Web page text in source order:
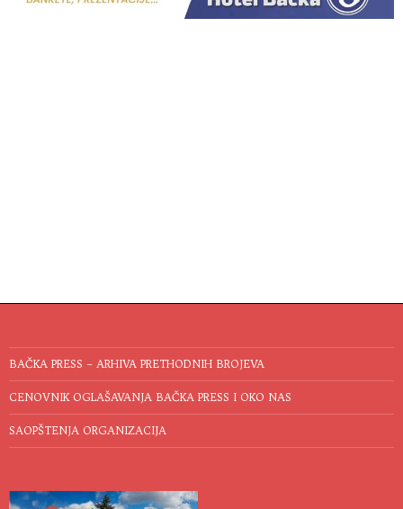
BAČKA PRESS – ARHIVA PRETHODNIH BROJEVA
CENOVNIK OGLAŠAVANJA BAČKA PRESS I OKO NAS
SAOPŠTENJA ORGANIZACIJA